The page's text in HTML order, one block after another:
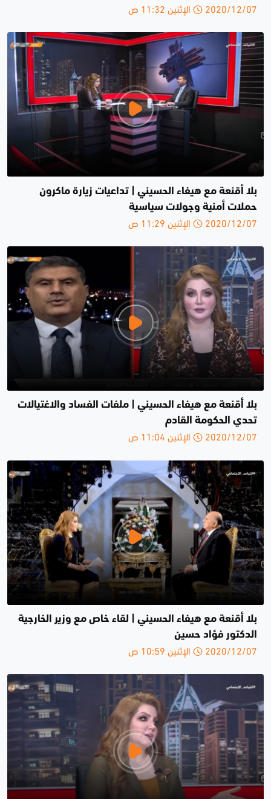
2020/12/07 الإثنين 11:32 ص
بلا أقنعة مع هيفاء الحسيني | تداعيات زيارة ماكرون
حملات أمنية وجولات سياسية
2020/12/07 الإثنين 11:29 ص
بلا أقنعة مع هيفاء الحسيني | ملفات الفساد والاغتيالات
تحدي الحكومة القادم
2020/12/07 الإثنين 11:04 ص
بلا أقنعة مع هيفاء الحسيني | لقاء خاص مع وزير الخارجية
الدكتور فؤاد حسين
2020/12/07 الإثنين 10:59 ص